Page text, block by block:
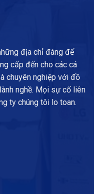
địa chỉ đáng để
cấp đến cho các cá
chuyên nghiệp với đồ
nghề. Mọi sự cố liên
ty chúng tôi lo toan.